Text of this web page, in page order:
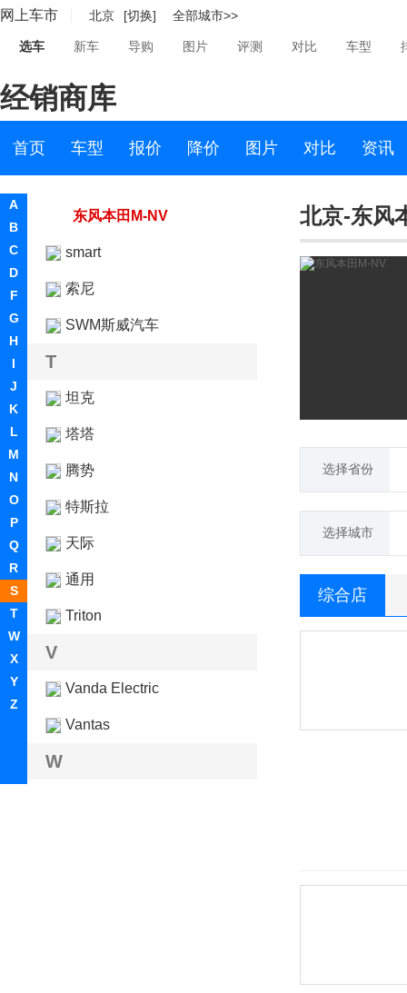
网上车市 北京 [切换] 全部城市>>
选车 新车 导购 图片 评测 对比 车型
经销商库
首页 车型 报价 降价 图片 对比 资讯
A
B
C
D
F
G
H
I
J
K
L
M
N
O
P
Q
R
S
T
W
X
Y
Z
思铭
东风本田
东风本田X-NV
东风本田M-NV
smart
索尼
SWM斯威汽车
T
坦克
塔塔
腾势
特斯拉
天际
通用
Triton
V
Vanda Electric
Vantas
W
北京-东风
选择省份
选择城市
综合店